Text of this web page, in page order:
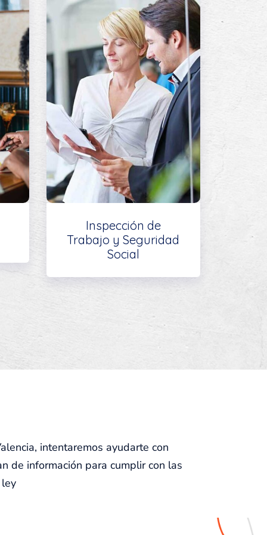
Inspección de
Trabajo y Seguridad
Social
intentaremos ayudarte con
de información para cumplir con las